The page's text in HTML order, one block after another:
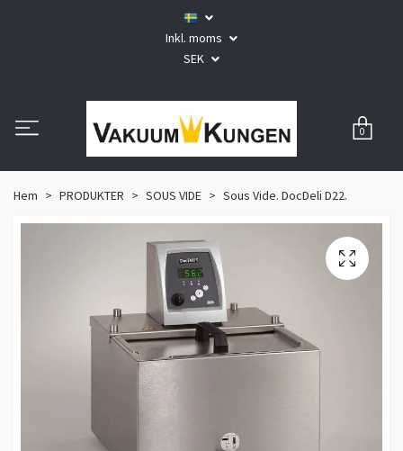
Inkl. moms
SEK
0
Hem PRODUKTER SOUS VIDE Sous Vide. DocDeli D22.